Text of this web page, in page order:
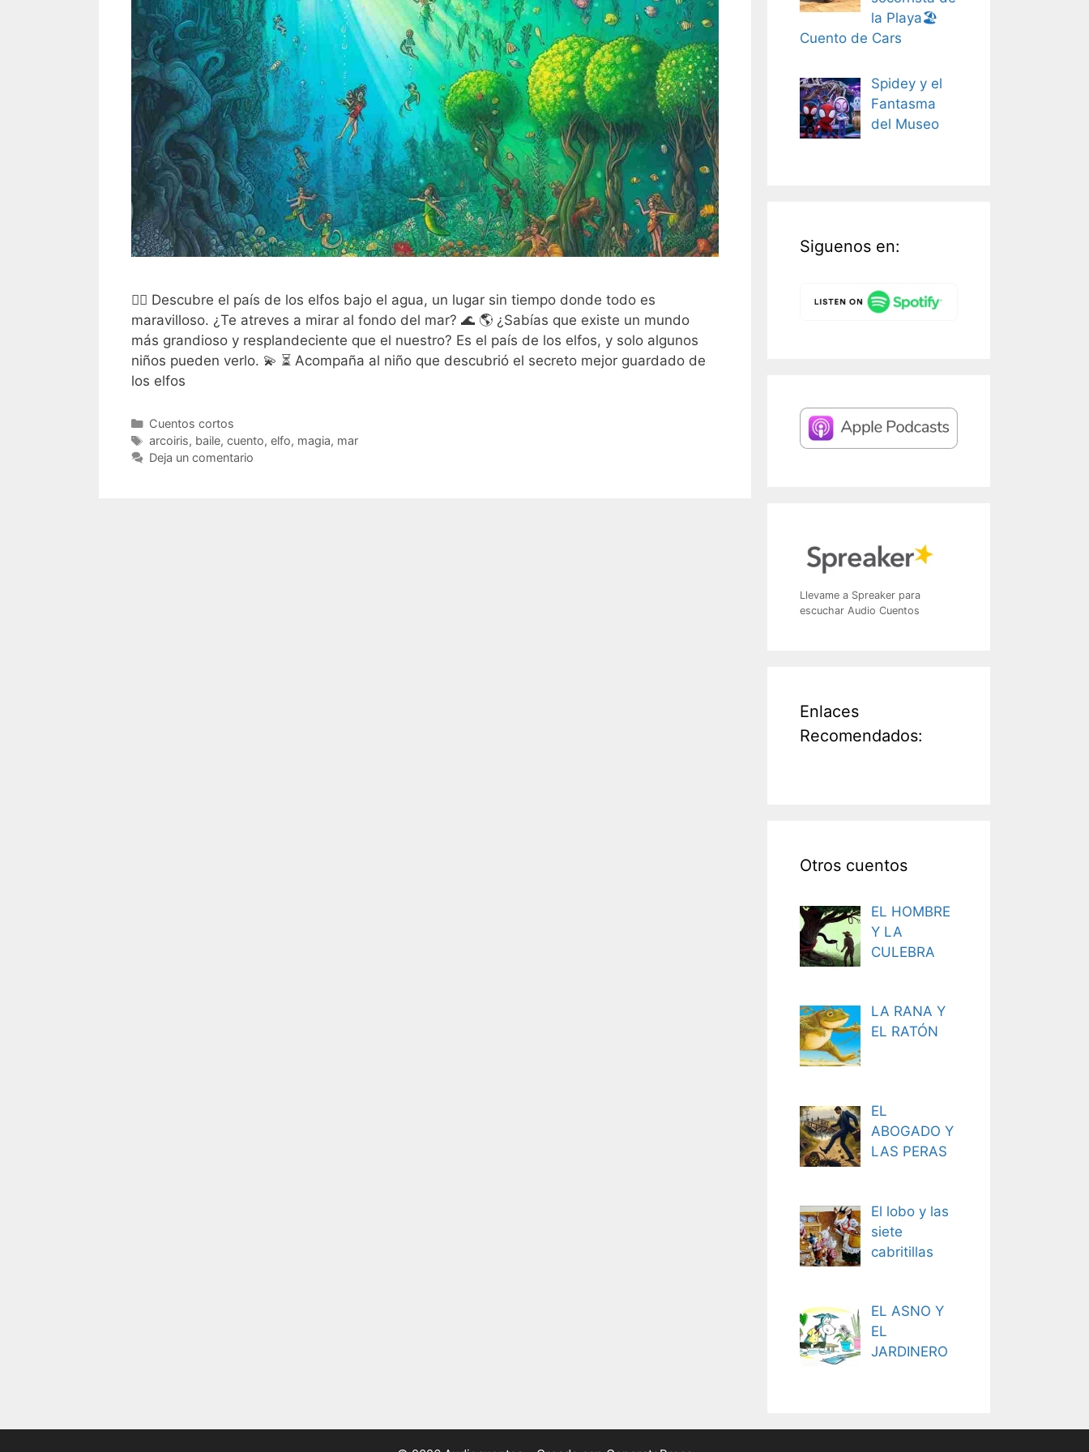
🧝‍♂️ Descubre el país de los elfos bajo el agua, un lugar sin tiempo donde todo es
maravilloso. ¿Te atreves a mirar al fondo del mar? 🌊 🌎 ¿Sabías que existe un mundo
más grandioso y resplandeciente que el nuestro? Es el país de los elfos, y solo algunos
niños pueden verlo. 💫 ⏳ Acompaña al niño que descubrió el secreto mejor guardado de
los elfos
Categorías
Cuentos cortos
Etiquetas
arcoiris, baile, cuento, elfo, magia, mar
Deja un comentario
la Playa🏖️
Cuento de Cars
Spidey y el
Fantasma
del Museo
Siguenos en:
Llevame a Spreaker para
escuchar Audio Cuentos
Enlaces
Recomendados:
Otros cuentos
EL HOMBRE
Y LA
CULEBRA
LA RANA Y
EL RATÓN
EL
ABOGADO Y
LAS PERAS
El lobo y las
siete
cabritillas
EL ASNO Y
EL
JARDINERO